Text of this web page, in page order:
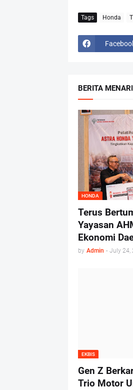
Tags Honda
BERITA
HONDA
Terus
Yayasan
Ekonomi
by Admin - July 24,
EKBIS
Gen Z
Trio Motor